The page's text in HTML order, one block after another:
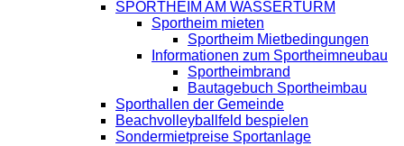
SPORTHEIM AM WASSERTURM
Sportheim mieten
Sportheim Mietbedingungen
Informationen zum Sportheimneubau
Sportheimbrand
Bautagebuch Sportheimbau
Sporthallen der Gemeinde
Beachvolleyballfeld bespielen
Sondermietpreise Sportanlage